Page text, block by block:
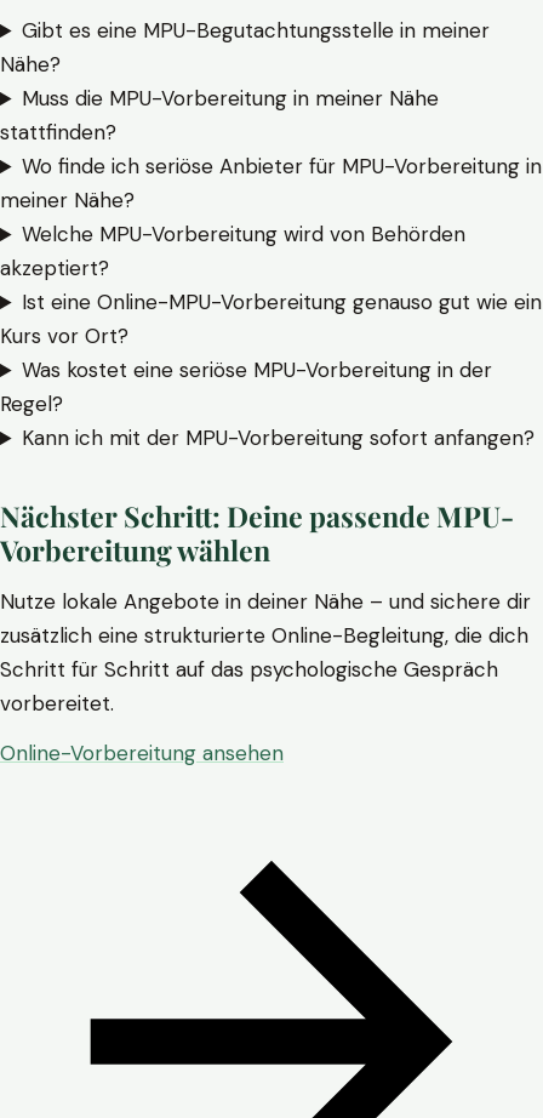
Gibt es eine MPU-Begutachtungsstelle in meiner
Nähe?
Muss die MPU-Vorbereitung in meiner Nähe
stattfinden?
Wo finde ich seriöse Anbieter für MPU-Vorbereitung in
meiner Nähe?
Welche MPU-Vorbereitung wird von Behörden
akzeptiert?
Ist eine Online-MPU-Vorbereitung genauso gut wie ein
Kurs vor Ort?
Was kostet eine seriöse MPU-Vorbereitung in der
Regel?
Kann ich mit der MPU-Vorbereitung sofort anfangen?
Nächster Schritt: Deine passende MPU-
Vorbereitung wählen
Nutze lokale Angebote in deiner Nähe – und sichere dir
zusätzlich eine strukturierte Online-Begleitung, die dich
Schritt für Schritt auf das psychologische Gespräch
vorbereitet.
Online-Vorbereitung ansehen